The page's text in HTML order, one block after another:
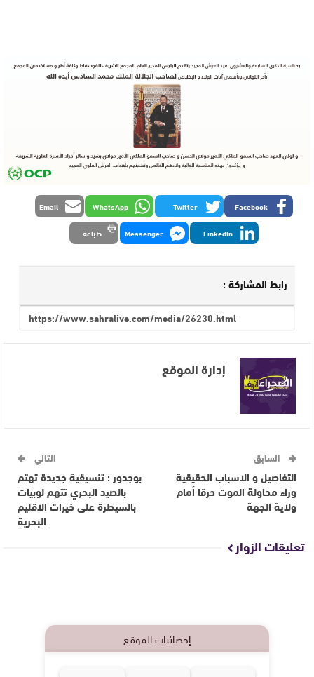
Facebook
Twitter
WhatsApp
Email
LinkedIn
Messenger طباعة
رابط المشاركة :
إدارة الموقع
السابق
التفاصيل و الاسباب الحقيقية
وراء محاولة الموت حرقا أمام
ولاية الجهة
التالي
بوجدور : تنسيقية جديدة تهتم
بالصيد البحري تتهم لوبيات
بالسيطرة على خيرات الاقليم
البحرية
تعليقات الزوار
إحصائيات الموقع